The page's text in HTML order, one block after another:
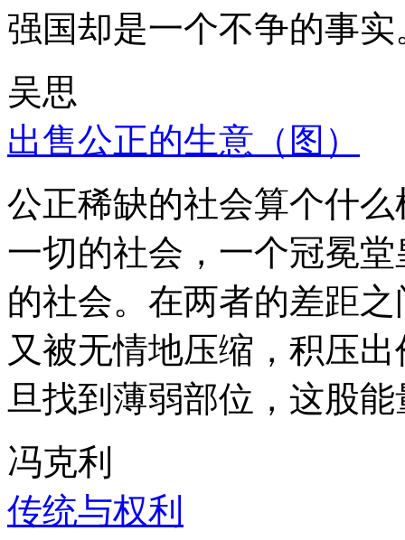
强国却是一个不争的事实
吴思
出售公正的生意（图）
公正稀缺的社会算个什
一切的社会，一个冠冕
的社会。在两者的差距
又被无情地压缩，积压
旦找到薄弱部位，这股
冯克利
传统与权利